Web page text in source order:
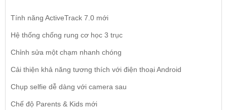
Tính năng ActiveTrack 7.0 mới
Hệ thống chống rung cơ học 3 trục
Chỉnh sửa một chạm nhanh chóng
Cải thiện khả năng tương thích với điện thoại Android
Chụp selfie dễ dàng với camera sau
Chế độ Parents & Kids mới